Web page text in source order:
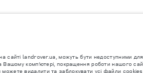
сайті landrover.ua, можуть бути недоступними
Вашому комп’ютері, покращення роботи нашого
видалити та заблокувати усі файли